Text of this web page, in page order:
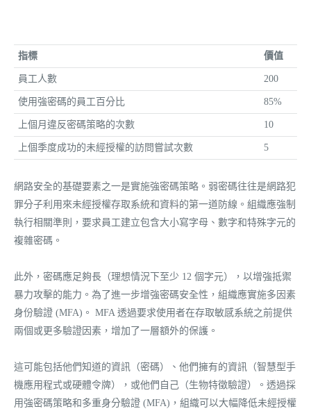
指標 價值
員工人數 200
使用強密碼的員工百分比 85%
上個月違反密碼策略的次數 10
上個季度成功的未經授權的訪問嘗試次數 5
網路安全的基礎要素之一是實施強密碼策略。弱密碼往往是網路犯
罪分子利用來未經授權存取系統和資料的第一道防線。組織應強制
執行相關準則，要求員工建立包含大小寫字母、數字和特殊字元的
複雜密碼。
此外，密碼應足夠長（理想情況下至少 12 個字元），以增強抵禦
暴力攻擊的能力。為了進一步增強密碼安全性，組織應實施多因素
身份驗證 (MFA)。 MFA 透過要求使用者在存取敏感系統之前提供
兩個或更多驗證因素，增加了一層額外的保護。
這可能包括他們知道的資訊（密碼）、他們擁有的資訊（智慧型手
機應用程式或硬體令牌），或他們自己（生物特徵驗證）。透過採
用強密碼策略和多重身分驗證 (MFA)，組織可以大幅降低未經授權